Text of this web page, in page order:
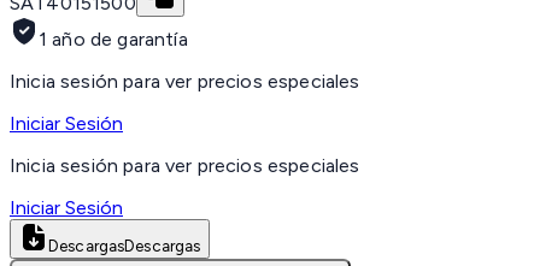
1 año de garantía
Inicia sesión para ver precios especiales
Iniciar Sesión
Inicia sesión para ver precios especiales
Iniciar Sesión
DescargasDescargas